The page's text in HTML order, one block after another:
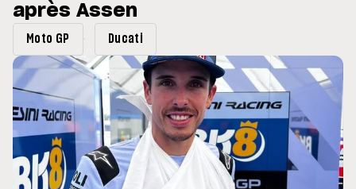
du GP de Grande-
après Assen
Moto GP Ducati